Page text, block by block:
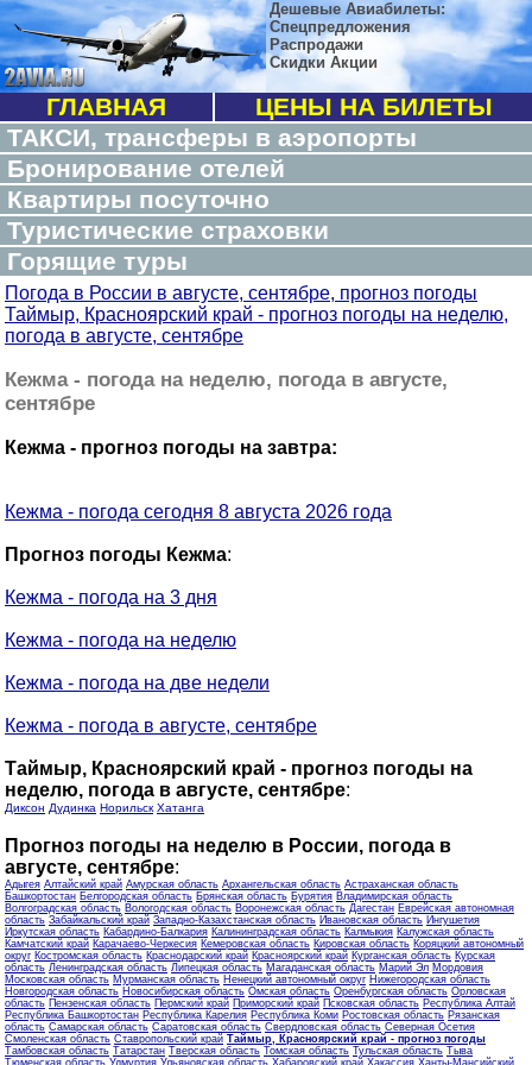
Дешевые Авиабилеты:
Спецпредложения
Распродажи
Скидки Акции
ГЛАВНАЯ
ЦЕНЫ НА БИЛЕТЫ
ТАКСИ, трансферы в аэропорты
Бронирование отелей
Квартиры посуточно
Туристические страховки
Горящие туры
Погода в России в августе, сентябре, прогноз погоды
Таймыр, Красноярский край - прогноз погоды на неделю,
погода в августе, сентябре
Кежма - погода на неделю, погода в августе,
сентябре
Кежма - прогноз погоды на завтра:
Кежма - погода сегодня 8 августа 2026 года
Прогноз погоды Кежма:
Кежма - погода на 3 дня
Кежма - погода на неделю
Кежма - погода на две недели
Кежма - погода в августе, сентябре
Таймыр, Красноярский край - прогноз погоды на
неделю, погода в августе, сентябре:
Диксон Дудинка Норильск Хатанга
Прогноз погоды на неделю в России, погода в
августе, сентябре:
Адыгея Алтайский край Амурская область Архангельская область Астраханская область
Башкортостан Белгородская область Брянская область Бурятия Владимирская область
Волгоградская область Вологодская область Воронежская область Дагестан Еврейская автономная
область Забайкальский край Западно-Казахстанская область Ивановская область Ингушетия
Иркутская область Кабардино-Балкария Калининградская область Калмыкия Калужская область
Камчатский край Карачаево-Черкесия Кемеровская область Кировская область Коряцкий автономный
округ Костромская область Краснодарский край Красноярский край Курганская область Курская
область Ленинградская область Липецкая область Магаданская область Марий Эл Мордовия
Московская область Мурманская область Ненецкий автономный округ Нижегородская область
Новгородская область Новосибирская область Омская область Оренбургская область Орловская
область Пензенская область Пермский край Приморский край Псковская область Республика Алтай
Республика Башкортостан Республика Карелия Республика Коми Ростовская область Рязанская
область Самарская область Саратовская область Свердловская область Северная Осетия
Смоленская область Ставропольский край Таймыр, Красноярский край - прогноз погоды
Тамбовская область Татарстан Тверская область Томская область Тульская область Тыва
Тюменская область Удмуртия Ульяновская область Хабаровский край Хакассия Ханты-Мансийский